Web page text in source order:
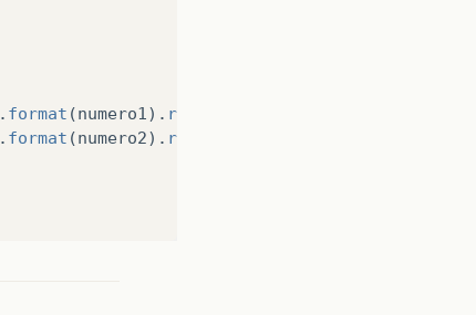
. format (numero1 ). replace
. format (numero2). replace